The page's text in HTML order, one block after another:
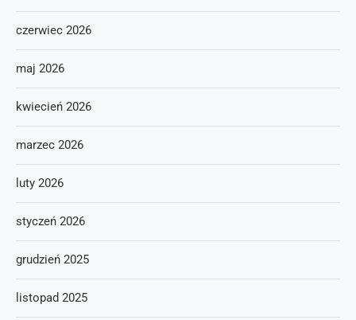
czerwiec 2026
maj 2026
kwiecień 2026
marzec 2026
luty 2026
styczeń 2026
grudzień 2025
listopad 2025